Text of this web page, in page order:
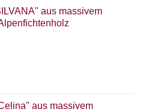
aus massivem
aus massivem